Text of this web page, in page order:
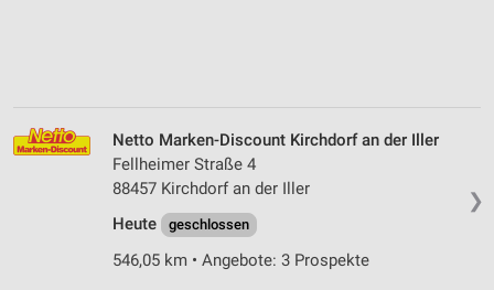
❯
Netto Marken-Discount Kirchdorf an der Iller
Fellheimer Straße 4
88457 Kirchdorf an der Iller
Heute
geschlossen
546,05 km • Angebote: 3 Prospekte